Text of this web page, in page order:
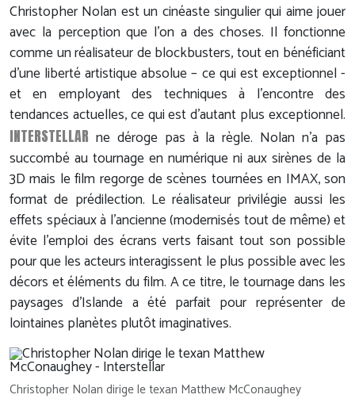
Christopher Nolan est un cinéaste singulier qui aime jouer
avec la perception que l'on a des choses. Il fonctionne
comme un réalisateur de blockbusters, tout en bénéficiant
d'une liberté artistique absolue – ce qui est exceptionnel -
et en employant des techniques à l'encontre des
tendances actuelles, ce qui est d'autant plus exceptionnel.
INTERSTELLAR ne déroge pas à la règle. Nolan n'a pas
succombé au tournage en numérique ni aux sirènes de la
3D mais le film regorge de scènes tournées en IMAX, son
format de prédilection. Le réalisateur privilégie aussi les
effets spéciaux à l'ancienne (modernisés tout de même) et
évite l'emploi des écrans verts faisant tout son possible
pour que les acteurs interagissent le plus possible avec les
décors et éléments du film. A ce titre, le tournage dans les
paysages d'Islande a été parfait pour représenter de
lointaines planètes plutôt imaginatives.
Christopher Nolan dirige le texan Matthew McConaughey